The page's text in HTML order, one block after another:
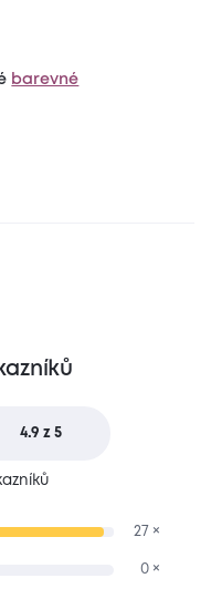
barevné
4.9 z 5
27 ×
0 ×